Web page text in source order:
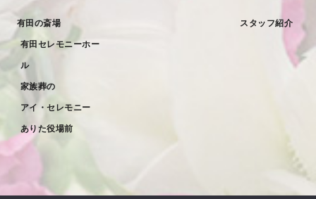
2021年11月
2021年10月
2021年9月
2021年8月
2021年7月
2021年5月
有田の斎場
有田セレモニーホー
ル
家族葬の
アイ・セレモニー
ありた役場前
スタッフ紹介